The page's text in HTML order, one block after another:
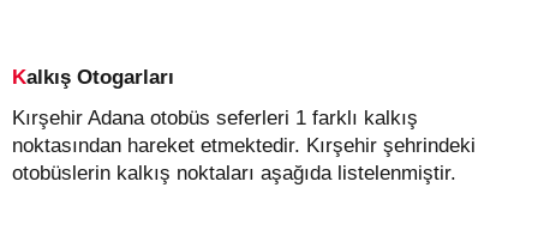
Kalkış Otogarları
Kırşehir Adana otobüs seferleri 1 farklı kalkış
noktasından hareket etmektedir. Kırşehir şehrindeki
otobüslerin kalkış noktaları aşağıda listelenmiştir.